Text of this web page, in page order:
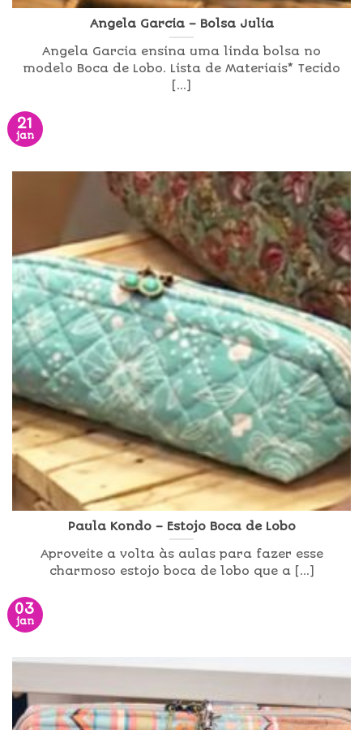
Angela Garcia – Bolsa Julia
Angela Garcia ensina uma linda bolsa no
modelo Boca de Lobo. Lista de Materiais* Tecido
[...]
21
jan
Paula Kondo – Estojo Boca de Lobo
Aproveite a volta às aulas para fazer esse
charmoso estojo boca de lobo que a [...]
03
jan